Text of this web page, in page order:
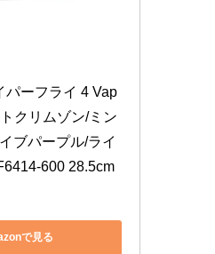
パーフライ 4 Vap
クリムゾン/ミン
ブパープル/ライ
600 28.5cm
で見る